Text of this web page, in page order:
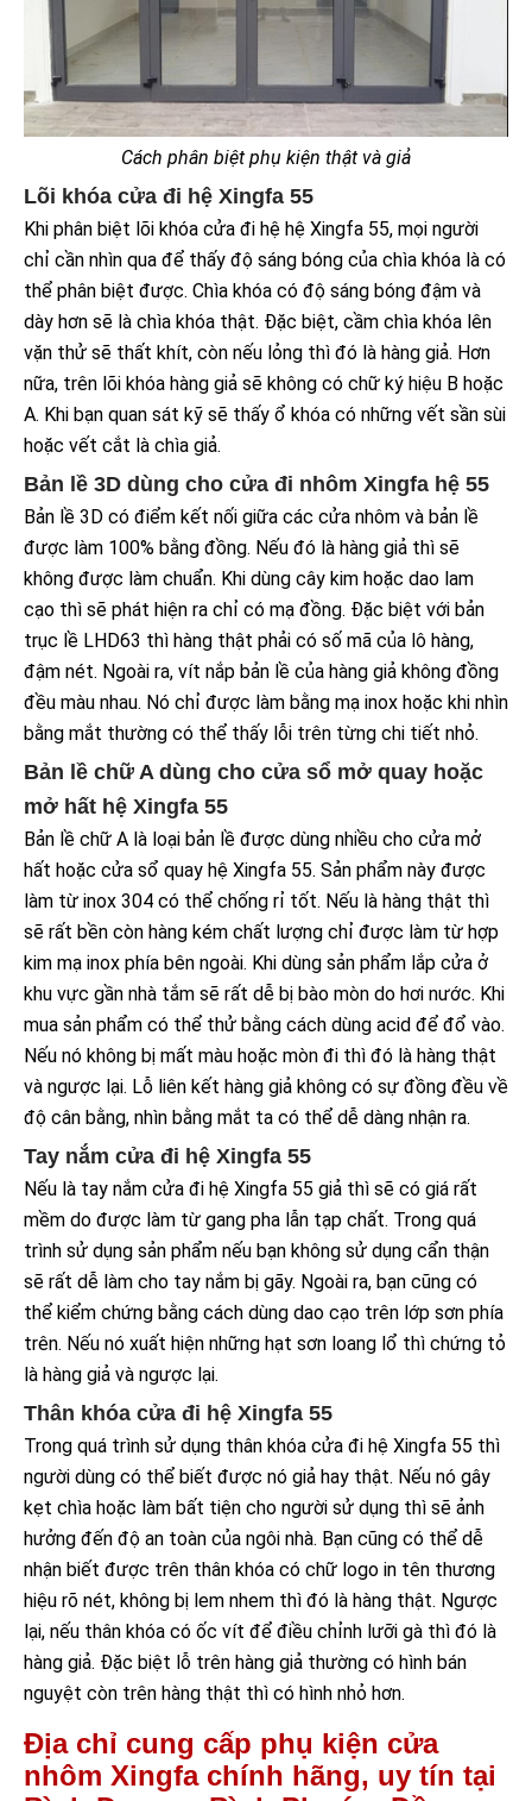
Cách phân biệt phụ kiện thật và giả
Lõi khóa cửa đi hệ Xingfa 55
Khi phân biệt lõi khóa cửa đi hệ hệ Xingfa 55, mọi người
chỉ cần nhìn qua để thấy độ sáng bóng của chìa khóa là có
thể phân biệt được. Chìa khóa có độ sáng bóng đậm và
dày hơn sẽ là chìa khóa thật. Đặc biệt, cầm chìa khóa lên
vặn thử sẽ thất khít, còn nếu lỏng thì đó là hàng giả. Hơn
nữa, trên lõi khóa hàng giả sẽ không có chữ ký hiệu B hoặc
A. Khi bạn quan sát kỹ sẽ thấy ổ khóa có những vết sần sùi
hoặc vết cắt là chìa giả.
Bản lề 3D dùng cho cửa đi nhôm Xingfa hệ 55
Bản lề 3D có điểm kết nối giữa các cửa nhôm và bản lề
được làm 100% bằng đồng. Nếu đó là hàng giả thì sẽ
không được làm chuẩn. Khi dùng cây kim hoặc dao lam
cạo thì sẽ phát hiện ra chỉ có mạ đồng. Đặc biệt với bản
trục lề LHD63 thì hàng thật phải có số mã của lô hàng,
đậm nét. Ngoài ra, vít nắp bản lề của hàng giả không đồng
đều màu nhau. Nó chỉ được làm bằng mạ inox hoặc khi nhìn
bằng mắt thường có thể thấy lỗi trên từng chi tiết nhỏ.
Bản lề chữ A dùng cho cửa sổ mở quay hoặc
mở hất hệ Xingfa 55
Bản lề chữ A là loại bản lề được dùng nhiều cho cửa mở
hất hoặc cửa sổ quay hệ Xingfa 55. Sản phẩm này được
làm từ inox 304 có thể chống rỉ tốt. Nếu là hàng thật thì
sẽ rất bền còn hàng kém chất lượng chỉ được làm từ hợp
kim mạ inox phía bên ngoài. Khi dùng sản phẩm lắp cửa ở
khu vực gần nhà tắm sẽ rất dễ bị bào mòn do hơi nước. Khi
mua sản phẩm có thể thử bằng cách dùng acid để đổ vào.
Nếu nó không bị mất màu hoặc mòn đi thì đó là hàng thật
và ngược lại. Lỗ liên kết hàng giả không có sự đồng đều về
độ cân bằng, nhìn bằng mắt ta có thể dễ dàng nhận ra.
Tay nắm cửa đi hệ Xingfa 55
Nếu là tay nắm cửa đi hệ Xingfa 55 giả thì sẽ có giá rất
mềm do được làm từ gang pha lẫn tạp chất. Trong quá
trình sử dụng sản phẩm nếu bạn không sử dụng cẩn thận
sẽ rất dễ làm cho tay nắm bị gãy. Ngoài ra, bạn cũng có
thể kiểm chứng bằng cách dùng dao cạo trên lớp sơn phía
trên. Nếu nó xuất hiện những hạt sơn loang lổ thì chứng tỏ
là hàng giả và ngược lại.
Thân khóa cửa đi hệ Xingfa 55
Trong quá trình sử dụng thân khóa cửa đi hệ Xingfa 55 thì
người dùng có thể biết được nó giả hay thật. Nếu nó gây
kẹt chìa hoặc làm bất tiện cho người sử dụng thì sẽ ảnh
hưởng đến độ an toàn của ngôi nhà. Bạn cũng có thể dễ
nhận biết được trên thân khóa có chữ logo in tên thương
hiệu rõ nét, không bị lem nhem thì đó là hàng thật. Ngược
lại, nếu thân khóa có ốc vít để điều chỉnh lưỡi gà thì đó là
hàng giả. Đặc biệt lỗ trên hàng giả thường có hình bán
nguyệt còn trên hàng thật thì có hình nhỏ hơn.
Địa chỉ cung cấp phụ kiện cửa
nhôm Xingfa chính hãng, uy tín tại